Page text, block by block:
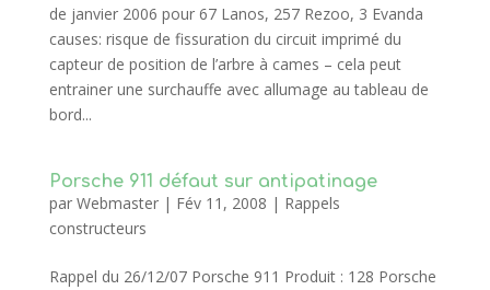
de janvier 2006 pour 67 Lanos, 257 Rezoo, 3 Evanda
causes: risque de fissuration du circuit imprimé du
capteur de position de l’arbre à cames – cela peut
entrainer une surchauffe avec allumage au tableau de
bord...
Porsche 911 défaut sur antipatinage
par Webmaster| Fév 11, 2008 | Rappels
constructeurs
Rappel du 26/12/07 Porsche 911 Produit : 128 Porsche